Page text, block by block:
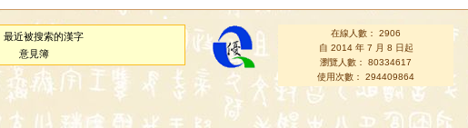
最近被搜索的漢字
意見簿
在線人數： 2906
自 2014 年 7 月 8 日起
瀏覽人數： 80334617
使用次數： 294409864